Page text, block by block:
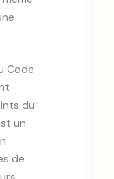
Code
du
un
de